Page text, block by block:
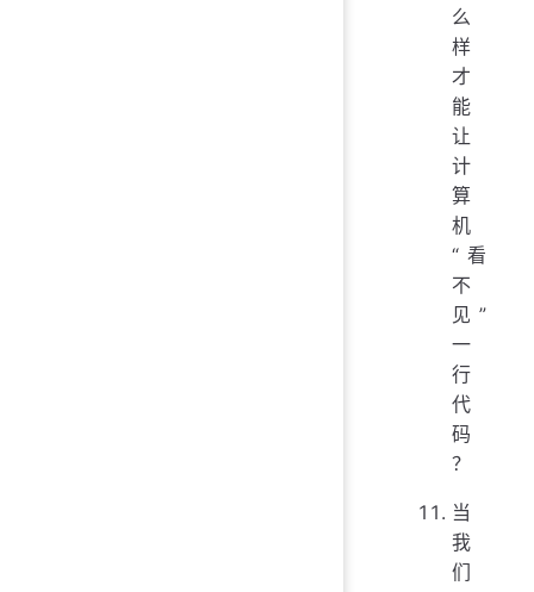
么
样
才
能
让
计
算
机
“看
不
见”
一
行
代
码
？
当
我
们